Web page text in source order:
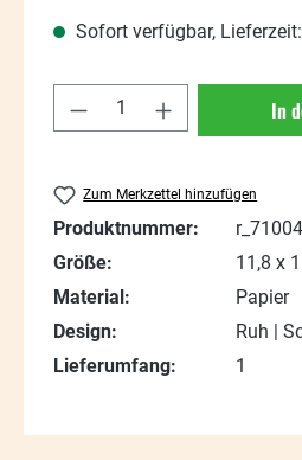
Sofort verfügbar,
Produkt Anzahl: Gib
In
Zum Merkzettel hinzufügen
Produktnummer:
r_71004
Größe:
11,8 x
Material:
Papier
Design:
Ruh |
Lieferumfang:
1